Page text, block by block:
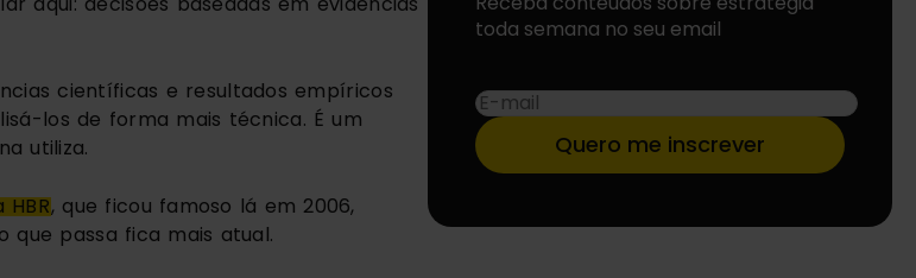
científicas e resultados empíricos
los de forma mais técnica. É um
utiliza.
, que ficou famoso lá em 2006,
passa fica mais atual.
toda semana no seu email
E-
mail
Quero me inscrever